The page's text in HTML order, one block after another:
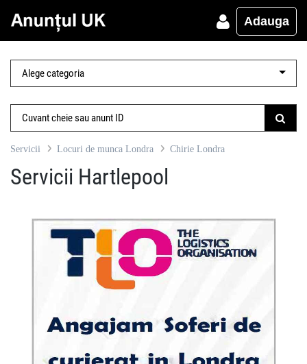
Adauga
Servicii Locuri de munca Londra Chirie Londra
Servicii Hartlepool